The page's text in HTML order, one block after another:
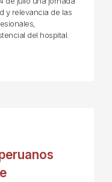
y relevancia de las
del hospital.